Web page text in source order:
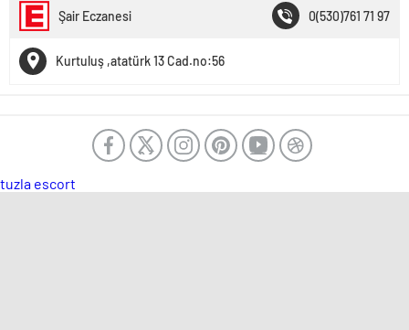
Şair Eczanesi 0(530)761 71 97
Kurtuluş ,atatürk 13 Cad.no:56
tuzla escort